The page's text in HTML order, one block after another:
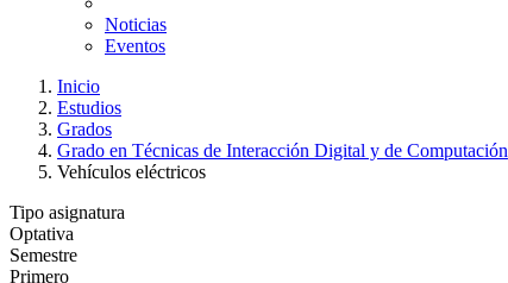
Noticias
Eventos
Inicio
Estudios
Grados
Grado en Técnicas de Interacción Digital y de Computación
Vehículos eléctricos
Tipo asignatura
Optativa
Semestre
Primero